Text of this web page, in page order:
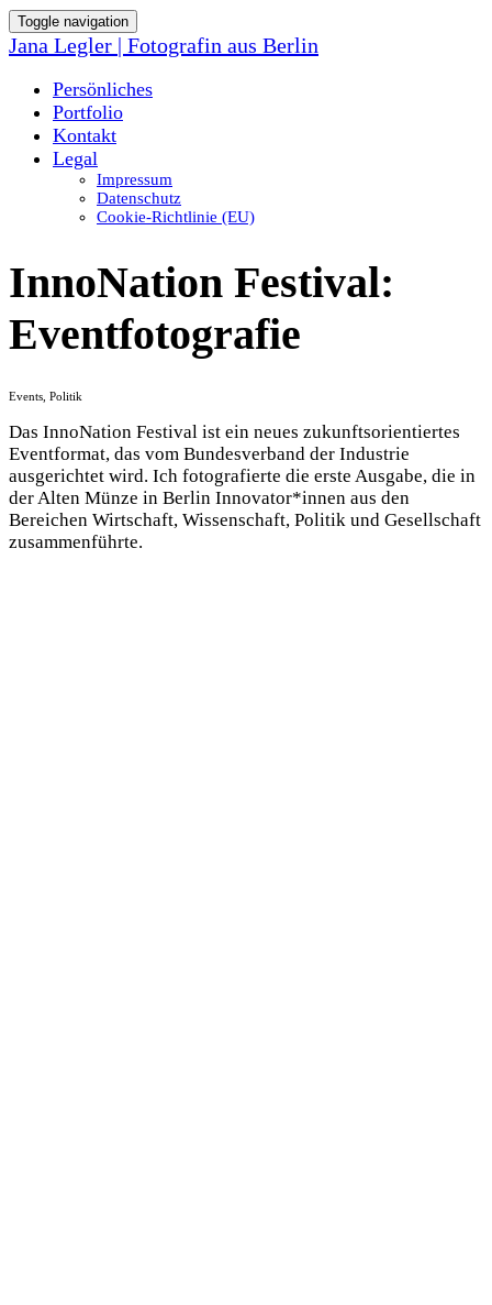
Toggle navigation
Jana Legler | Fotografin aus Berlin
Persönliches
Portfolio
Kontakt
Legal
Impressum
Datenschutz
Cookie-Richtlinie (EU)
InnoNation Festival:
Eventfotografie
Events, Politik
Das InnoNation Festival ist ein neues zukunftsorientiertes
Eventformat, das vom Bundesverband der Industrie
ausgerichtet wird. Ich fotografierte die erste Ausgabe, die in
der Alten Münze in Berlin Innovator*innen aus den
Bereichen Wirtschaft, Wissenschaft, Politik und Gesellschaft
zusammenführte.